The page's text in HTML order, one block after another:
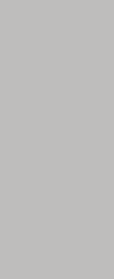
e l’intensità
chi ama un
avvolgente.
E FLAT
Flat White
schiuma di
da